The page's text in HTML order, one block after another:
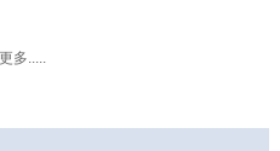
多.....